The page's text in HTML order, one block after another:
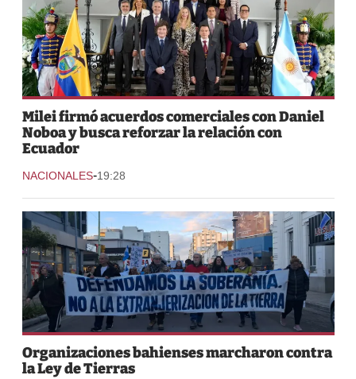
Milei firmó acuerdos comerciales con Daniel
Noboa y busca reforzar la relación con
Ecuador
NACIONALES-19:28
Organizaciones bahienses marcharon contra
la Ley de Tierras